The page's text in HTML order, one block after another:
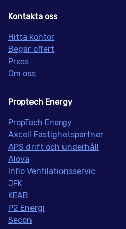
Kontakta oss
Hitta kontor
Begär offert
Press
Om oss
Proptech Energy
PropTech Energy
Axcell Fastighetspartner
APS drift och underhåll
Alova
Inflo Ventilationsservic
JFK
KEAB
P2 Energi
Secon